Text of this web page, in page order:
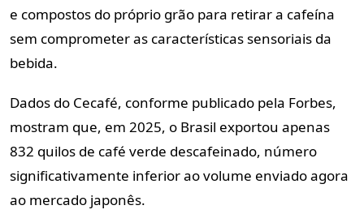
e compostos do próprio grão para retirar a cafeína
sem comprometer as características sensoriais da
bebida.
Dados do Cecafé, conforme publicado pela Forbes,
mostram que, em 2025, o Brasil exportou apenas
832 quilos de café verde descafeinado, número
significativamente inferior ao volume enviado agora
ao mercado japonês.